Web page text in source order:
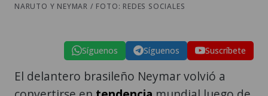
NARUTO Y NEYMAR / FOTO: REDES SOCIALES
Síguenos Síguenos Suscríbete
El delantero brasileño Neymar volvió a